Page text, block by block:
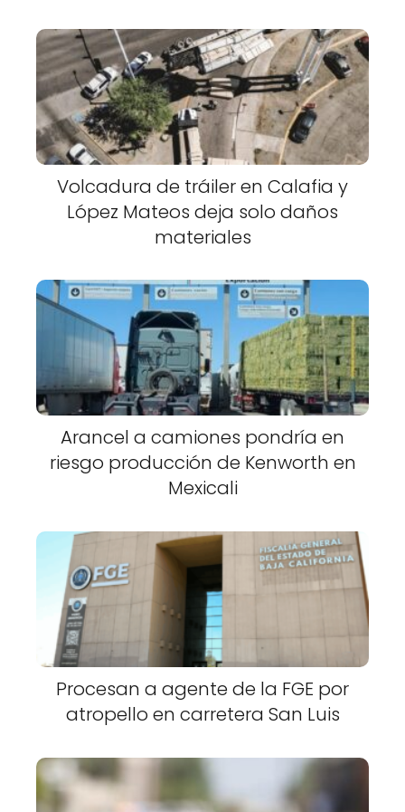
Volcadura de tráiler en Calafia y
López Mateos deja solo daños
materiales
Arancel a camiones pondría en
riesgo producción de Kenworth en
Mexicali
Procesan a agente de la FGE por
atropello en carretera San Luis